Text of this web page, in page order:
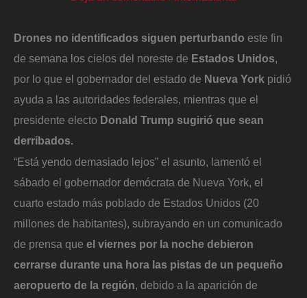
Drones no identificados siguen perturbando este fin
de semana los cielos del noreste de Estados Unidos,
por lo que el gobernador del estado de Nueva York pidió
ayuda a las autoridades federales, mientras que el
presidente electo Donald Trump sugirió que sean
derribados.
“Está yendo demasiado lejos” el asunto, lamentó el
sábado el gobernador demócrata de Nueva York, el
cuarto estado más poblado de Estados Unidos (20
millones de habitantes), subrayando en un comunicado
de prensa que el viernes por la noche debieron
cerrarse durante una hora las pistas de un pequeño
aeropuerto de la región, debido a la aparición de